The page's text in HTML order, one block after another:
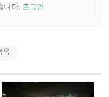
니다. 로그인